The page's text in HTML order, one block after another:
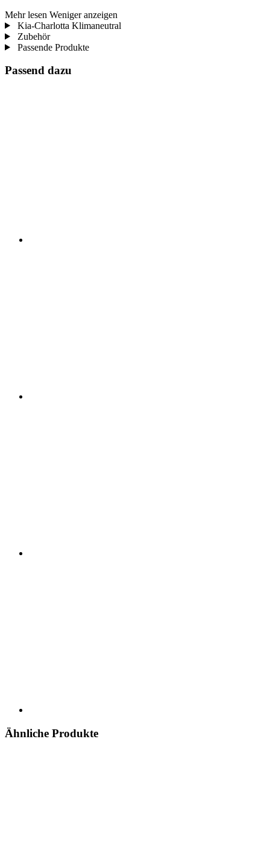
Mehr lesen Weniger anzeigen
Kia-Charlotta Klimaneutral
Zubehör
Passende Produkte
Passend dazu
Ähnliche Produkte